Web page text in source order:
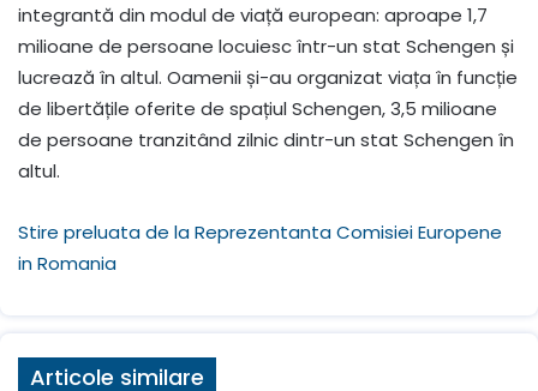
integrantă din modul de viață european: aproape 1,7
milioane de persoane locuiesc într-un stat Schengen și
lucrează în altul. Oamenii și-au organizat viața în funcție
de libertățile oferite de spațiul Schengen, 3,5 milioane
de persoane tranzitând zilnic dintr-un stat Schengen în
altul.
Stire preluata de la Reprezentanta Comisiei Europene
in Romania
Articole similare